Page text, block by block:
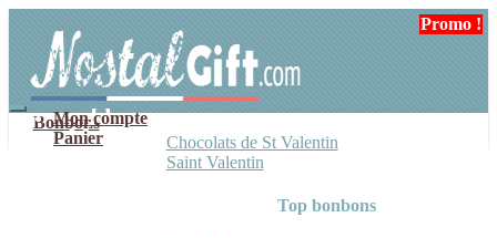
navigation
contenu
Mon compte
Panier
Bonbons
Chocolats de St Valentin
Saint Valentin
Top bonbons
Promo !